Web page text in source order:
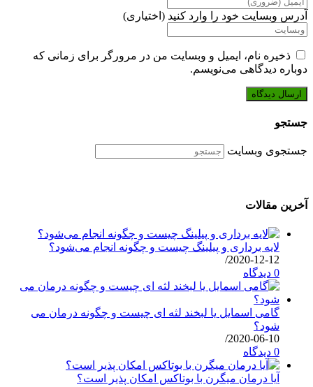
آدرس وبسایت خود را وارد کنید (اختیاری)
ذخیره نام، ایمیل و وبسایت من در مرورگر برای زمانی که
دوباره دیدگاهی می‌نویسم.
جستجو
جستجوی وبسایت
آخرین مقالات
لایه برداری و پیلینگ چیست و چگونه انجام می‌شود؟
2020-12-12
/
0 دیدگاه
گامی اسمایل یا لبخند لثه ای چیست و چگونه درمان می
شود؟
2020-06-10
/
0 دیدگاه
آیا درمان میگرن با بوتاکس امکان پذیر است؟